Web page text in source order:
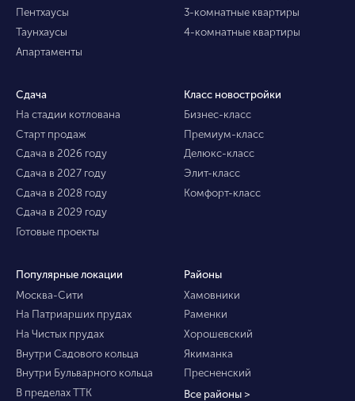
Пентхаусы
Таунхаусы
Апартаменты
3-комнатные квартиры
4-комнатные квартиры
Сдача
На стадии котлована
Старт продаж
Сдача в 2026 году
Сдача в 2027 году
Сдача в 2028 году
Сдача в 2029 году
Готовые проекты
Класс новостройки
Бизнес-класс
Премиум-класс
Делюкс-класс
Элит-класс
Комфорт-класс
Популярные локации
Москва-Сити
На Патриарших прудах
На Чистых прудах
Внутри Садового кольца
Внутри Бульварного кольца
В пределах ТТК
Районы
Хамовники
Раменки
Хорошевский
Якиманка
Пресненский
Все районы >